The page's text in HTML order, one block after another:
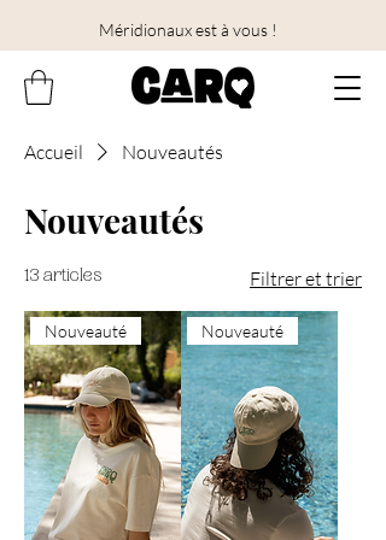
Méridionaux est à vous !
Accueil Nouveautés
Nouveautés
13 articles Filtrer et trier
Nouveauté Nouveauté